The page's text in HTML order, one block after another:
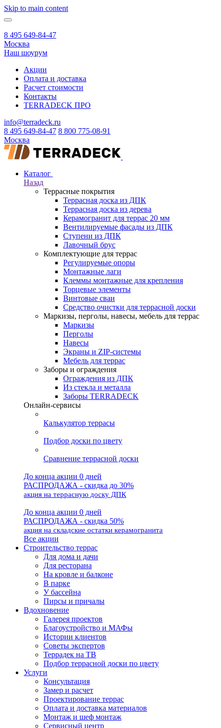
Skip to main content
8 495 649-84-47
Москва
Наш шоурум
Акции
Оплата и доставка
Расчет стоимости
Контакты
TERRADECK ПРО
info@terradeck.ru
8 495 649-84-47 8 800 775-08-91
Москва
Каталог
Назад
Террасные покрытия
Террасная доска из ДПК
Террасная доска из дерева
Керамогранит для террас 20 мм
Вентилируемые фасады из ДПК
Ступени из ДПК
Лавочный брус
Комплектующие для террас
Регулируемые опоры
Монтажные лаги
Клеммы монтажные для крепления
Торцевые элементы
Винтовые сваи
Средство очистки для террасной доски
Маркизы, перголы, навесы, мебель для террас
Маркизы
Перголы
Навесы
Экраны и ZIP-системы
Мебель для террас
Заборы и ограждения
Ограждения из ДПК
Из стекла и металла
Заборы TERRADECK
Онлайн-сервисы
Калькулятор террасы
Подбор доски по цвету
Сравнение террасной доски
До конца акции 0 дней
РАСПРОДАЖА - скидка до 30%
акция на террасную доску ДПК
До конца акции 0 дней
РАСПРОДАЖА - скидка 50%
акция на складские остатки керамогранита
Все акции
Строительство террас
Для дома и дачи
Для ресторана
На кровле и балконе
В парке
У бассейна
Пирсы и причалы
Вдохновение
Галерея проектов
Благоустройство и МАФы
Истории клиентов
Советы экспертов
Террадек на ТВ
Подбор террасной доски по цвету
Услуги
Консультация
Замер и расчет
Проектирование террас
Оплата и доставка материалов
Монтаж и шеф монтаж
Сервисный центр